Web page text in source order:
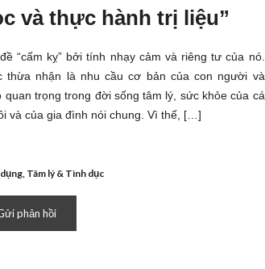
và thực hành trị liệu”
“cấm kỵ” bởi tính nhạy cảm và riêng tư của nó.
thừa nhận là nhu cầu cơ bản của con người và
trọng trong đời sống tâm lý, sức khỏe của cá
và của gia đình nói chung. Vì thế, […]
, Tâm lý & Tình dục
phản hồi